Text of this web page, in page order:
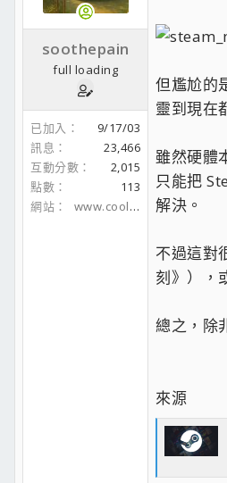
soothepain
full loading
已加入
9/17/03
訊息
23,466
互動分數
2,015
點數
113
網站
www.coolaler.com
但尷尬的
靈到現在
雖然硬體
只能把
解決。
不過這對
刻》），
總之，除
來源